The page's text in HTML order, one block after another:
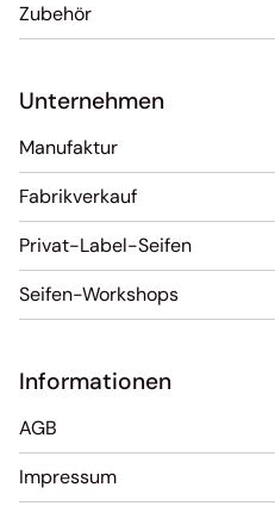
Zubehör
Unternehmen
Manufaktur
Fabrikverkauf
Privat-Label-Seifen
Seifen-Workshops
Informationen
AGB
Impressum